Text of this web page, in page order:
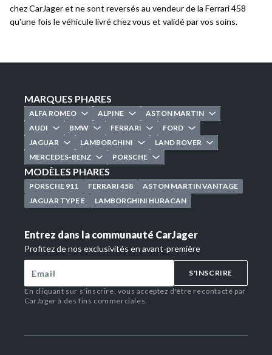
chez CarJager et ne sont reversés au vendeur de la Ferrari 458
qu'une fois le véhicule livré chez vous et validé par vos soins.
MARQUES PHARES
ALFA ROMEO ALPINE
ASTON MARTIN
AUDI
BMW FERRARI
FORD
JAGUAR
LAMBORGHINI
LAND ROVER
MERCEDES-BENZ
PORSCHE
MODÈLES PHARES
PORSCHE 911 FERRARI 458
ASTON MARTIN VANTAGE
JAGUAR TYPE E
LAMBORGHINI HURACAN
Entrez dans la communauté CarJager
Profitez de nos exclusivités en avant-première
S'INSCRIRE
En cliquant sur s'inscrire, vous acceptez d'être recontacté par
CarJager à des fins commerciales.